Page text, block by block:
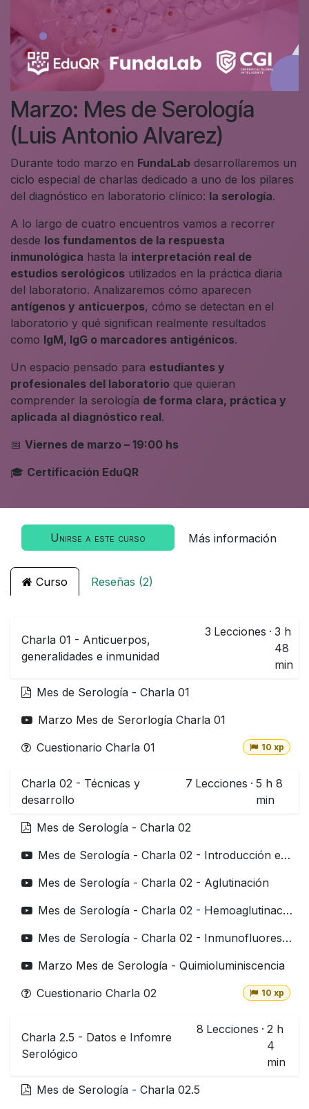
Marzo: Mes de Serología
(Luis Antonio Alvarez)
Durante todo marzo en FundaLab desarrollaremos un
ciclo especial de charlas dedicado a uno de los pilares
del diagnóstico en laboratorio clínico: la serología.
A lo largo de cuatro encuentros vamos a recorrer
desde los fundamentos de la respuesta
inmunológica hasta la interpretación real de
estudios serológicos utilizados en la práctica diaria
del laboratorio. Analizaremos cómo aparecen
antígenos y anticuerpos, cómo se detectan en el
laboratorio y qué significan realmente resultados
como IgM, IgG o marcadores antigénicos.
Un espacio pensado para estudiantes y
profesionales del laboratorio que quieran
comprender la serología de forma clara, práctica y
aplicada al diagnóstico real.
📅 Viernes de marzo – 19:00 hs
🎓 Certificación EduQR
Unirse a este curso Más información
Curso Reseñas (2)
Charla 01 - Anticuerpos,
generalidades e inmunidad
3 Lecciones · 3 h
48
min
Mes de Serología - Charla 01
Marzo Mes de Serorlogía Charla 01
Cuestionario Charla 01
10 xp
Charla 02 - Técnicas y
desarrollo
7 Lecciones · 5 h 8
min
Mes de Serología - Charla 02
Mes de Serología - Charla 02 - Introducción e Inmunocromatografía
Mes de Serología - Charla 02 - Aglutinación
Mes de Serología - Charla 02 - Hemoaglutinación indirecta HAI
Mes de Serología - Charla 02 - Inmunofluorescencia y ELISA
Marzo Mes de Serología - Quimioluminiscencia
Cuestionario Charla 02
10 xp
Charla 2.5 - Datos e Infomre
Serológico
8 Lecciones · 2 h
4
min
Mes de Serología - Charla 02.5